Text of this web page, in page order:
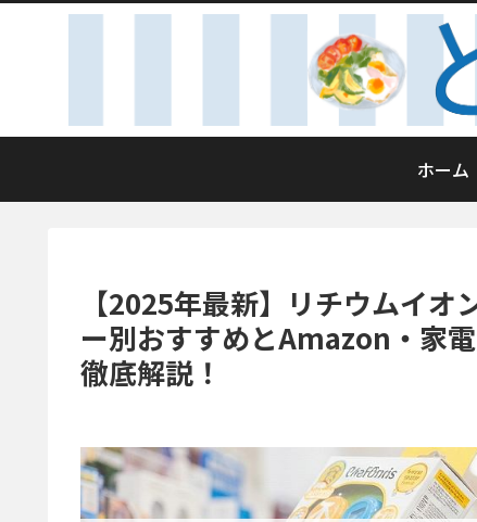
ホーム
【2025年最新】リチウムイ
ー別おすすめとAmazon・家
徹底解説！